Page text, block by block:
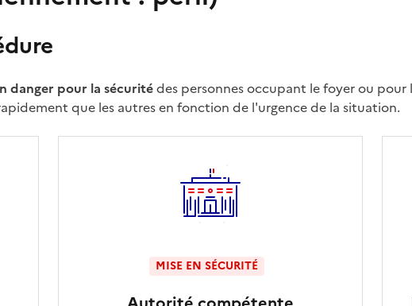
danger pour la sécuritédes personnes occupant le foyer ou
que les autres en fonction de l'urgence de la situation.
MISE EN SÉCURITÉ